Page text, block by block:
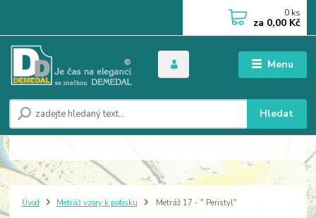
Menu
Hledat
0 ks
za 0,00 Kč
Úvod Metráž vzory k potisku Metráž 17 - " Peristyl"